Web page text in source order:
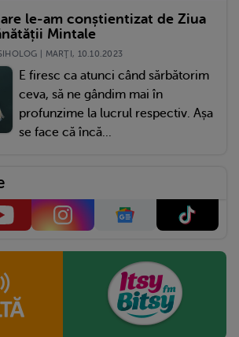
le-am conștientizat de Ziua
Mintale
| MARŢI, 10.10.2023
E firesc ca atunci când sărbătorim
ceva, să ne gândim mai în
profunzime la lucrul respectiv. Așa
se face că încă...